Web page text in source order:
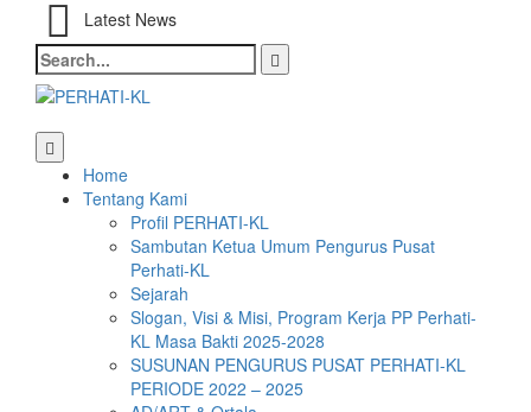
Latest News
Search
for:
Home
Tentang Kami
Profil PERHATI-KL
Sambutan Ketua Umum Pengurus Pusat
Perhati-KL
Sejarah
Slogan, Visi & Misi, Program Kerja PP Perhati-
KL Masa Bakti 2025-2028
SUSUNAN PENGURUS PUSAT PERHATI-KL
PERIODE 2022 – 2025